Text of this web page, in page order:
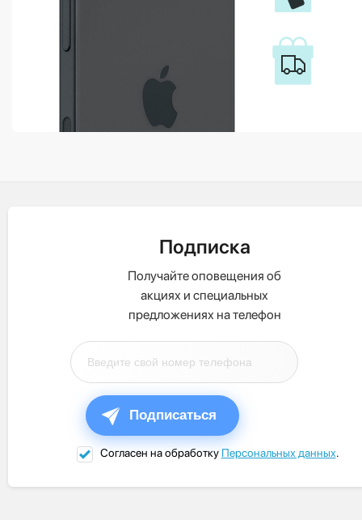
Подписка
Получайте оповещения об
акциях и специальных
предложениях на телефон
Подписаться
Согласен на обработку Персональных данных.